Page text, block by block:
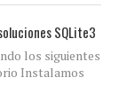
SQLite3
los siguientes
Instalamos